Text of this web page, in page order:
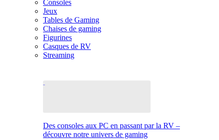
Consoles
Jeux
Tables de Gaming
Chaises de gaming
Figurines
Casques de RV
Streaming
Des consoles aux PC en passant par la RV –
découvre notre univers de gaming